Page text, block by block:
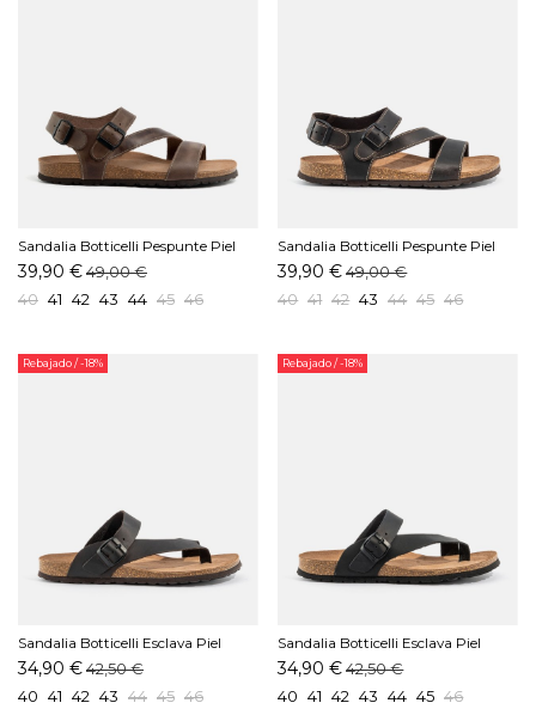
Sandalia Botticelli Pespunte Piel
Cepillado Marrón
39,90 €49,00 €
40 41 42 43 44 45 46
Sandalia Botticelli Pespunte Piel
Cepillado Moka
39,90 € 49,00 €
40 41 42 43 44 45 46
Rebajado/ -18%
Sandalia Botticelli Esclava Piel
Cepillado Moka
34,90 €42,50 €
40 41 42 43 44 45 46
Rebajado/ -18%
Sandalia Botticelli Esclava Piel
Cepillado Negro
34,90 € 42,50 €
40 41 42 43 44 45 46